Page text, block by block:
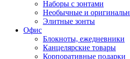
Наборы с зонтами
Необычные и
Элитные зонты
Офис
Блокноты, ежедневники
Канцелярские товары
Корпоративные подарки